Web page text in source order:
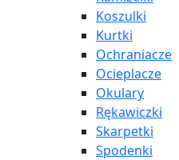
Koszulki
Kurtki
Ochraniacze
Ocieplacze
Okulary
Rękawiczki
Skarpetki
Spodenki